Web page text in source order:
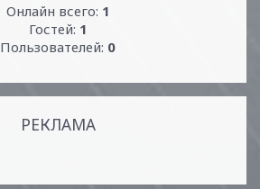
Онлайн всего: 1
Гостей: 1
Пользователей: 0
РЕКЛАМА